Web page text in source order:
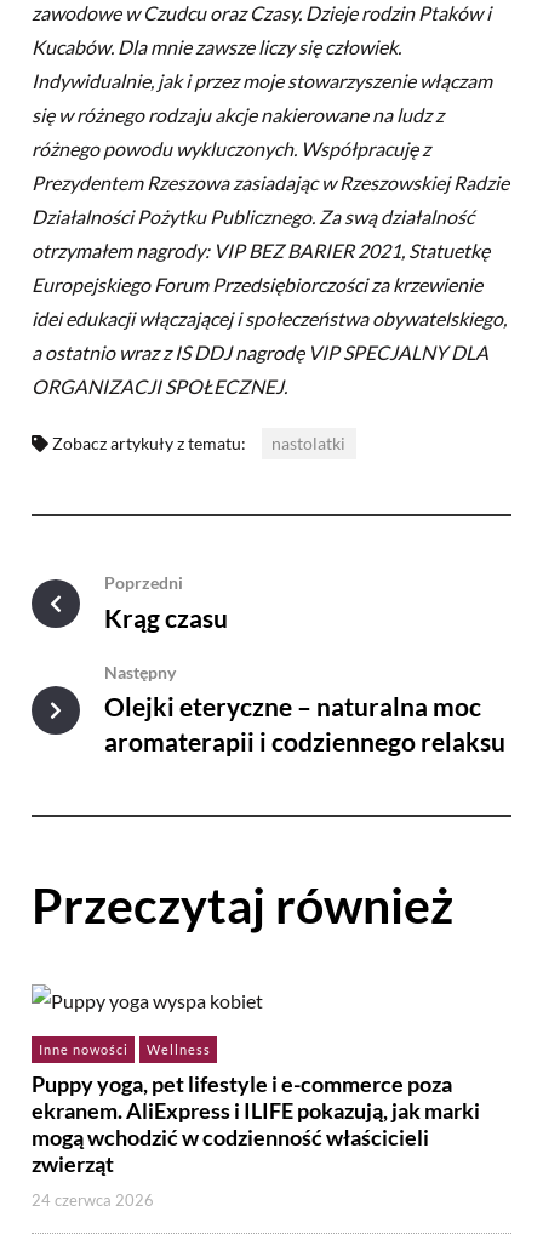
zawodowe w Czudcu oraz Czasy. Dzieje rodzin Ptaków i
Kucabów. Dla mnie zawsze liczy się człowiek.
Indywidualnie, jak i przez moje stowarzyszenie włączam
się w różnego rodzaju akcje nakierowane na ludz z
różnego powodu wykluczonych. Współpracuję z
Prezydentem Rzeszowa zasiadając w Rzeszowskiej Radzie
Działalności Pożytku Publicznego. Za swą działalność
otrzymałem nagrody: VIP BEZ BARIER 2021, Statuetkę
Europejskiego Forum Przedsiębiorczości za krzewienie
idei edukacji włączającej i społeczeństwa obywatelskiego,
a ostatnio wraz z IS DDJ nagrodę VIP SPECJALNY DLA
ORGANIZACJI SPOŁECZNEJ.
Zobacz artykuły z tematu: nastolatki
Poprzedni
Krąg czasu
Następny
Olejki eteryczne – naturalna moc
aromaterapii i codziennego relaksu
Przeczytaj również
Inne nowości Wellness
Puppy yoga, pet lifestyle i e-commerce poza
ekranem. AliExpress i ILIFE pokazują, jak marki
mogą wchodzić w codzienność właścicieli
zwierząt
24 czerwca 2026